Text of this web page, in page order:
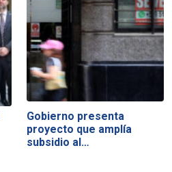
Gobierno presenta
proyecto que amplía
subsidio al…